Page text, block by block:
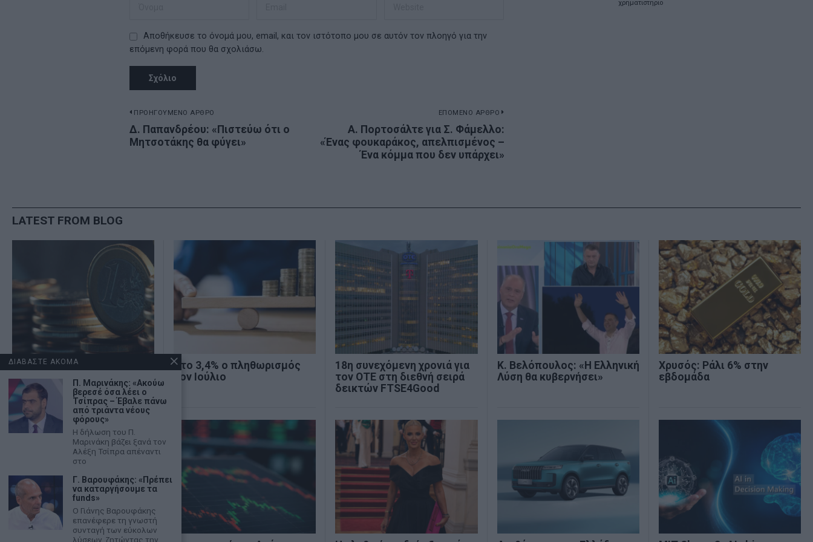
Αποθήκευσε το όνομά μου, email, και τον ιστότοπο μου σε αυτόν τον πλοηγό για την
επόμενη φορά που θα σχολιάσω.
Πλοήγηση
άρθρων
ΠΡΟΗΓΟΥΜΕΝΟ ΑΡΘΡΟ
Previous
post:
Δ. Παπανδρέου: «Πιστεύω ότι ο
Μητσοτάκης θα φύγει»
ΕΠΟΜΕΝΟ ΑΡΘΡΟ
Next
post:
Α. Πορτοσάλτε για Σ. Φάμελλο:
«Ένας φουκαράκος, απελπισμένος –
Ένα κόμμα που δεν υπάρχει»
χρηματιστηριο
LATEST FROM BLOG
ΕΛΣΤΑΤ: Μείωση 18,1% του
εμπορικού ελλείμματος
τον Ιούνιο
Στο 3,4% ο πληθωρισμός
τον Ιούλιο
18η συνεχόμενη χρονιά για
τον ΟΤΕ στη διεθνή σειρά
δεικτών FTSE4Good
Κ. Βελόπουλος: «Η Ελληνική
Λύση θα κυβερνήσει»
Χρυσός: Ράλι 6% στην
εβδομάδα
ΔΙΑΒΑΣΤΕ ΑΚΟΜΑ
Π. Μαρινάκης: «Ακούω
βερεσέ όσα λέει ο
Τσίπρας – Έβαλε πάνω
από τριάντα νέους
φόρους»
Η δήλωση του Π.
Μαρινάκη βάζει ξανά τον
Αλέξη Τσίπρα απέναντι
στο
Γ. Βαρουφάκης: «Πρέπει
να καταργήσουμε τα
funds»
Ο Γιάνης Βαρουφάκης
επανέφερε τη γνωστή
συνταγή των εύκολων
λύσεων, ζητώντας την